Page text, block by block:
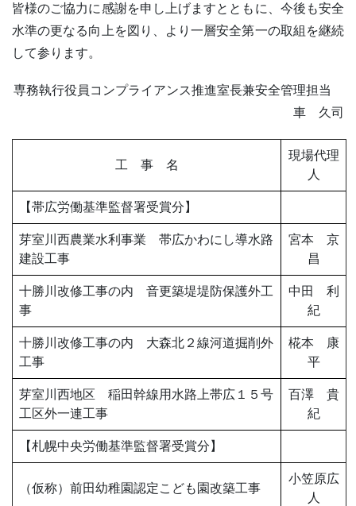
皆様のご協力に感謝を申し上げますとともに、今後も安全
水準の更なる向上を図り、より一層安全第一の取組を継続
して参ります。
専務執行役員コンプライアンス推進室長兼安全管理担当
車 久司
工 事 名
現場代理
人
【帯広労働基準監督署受賞分】
芽室川西農業水利事業 帯広かわにし導水路
建設工事
宮本 京
昌
十勝川改修工事の内 音更築堤堤防保護外工
事
中田 利
紀
十勝川改修工事の内 大森北２線河道掘削外
工事
椛本 康
平
芽室川西地区 稲田幹線用水路上帯広１５号
工区外一連工事
百澤 貴
紀
【札幌中央労働基準監督署受賞分】
（仮称）前田幼稚園認定こども園改築工事
小笠原広
人